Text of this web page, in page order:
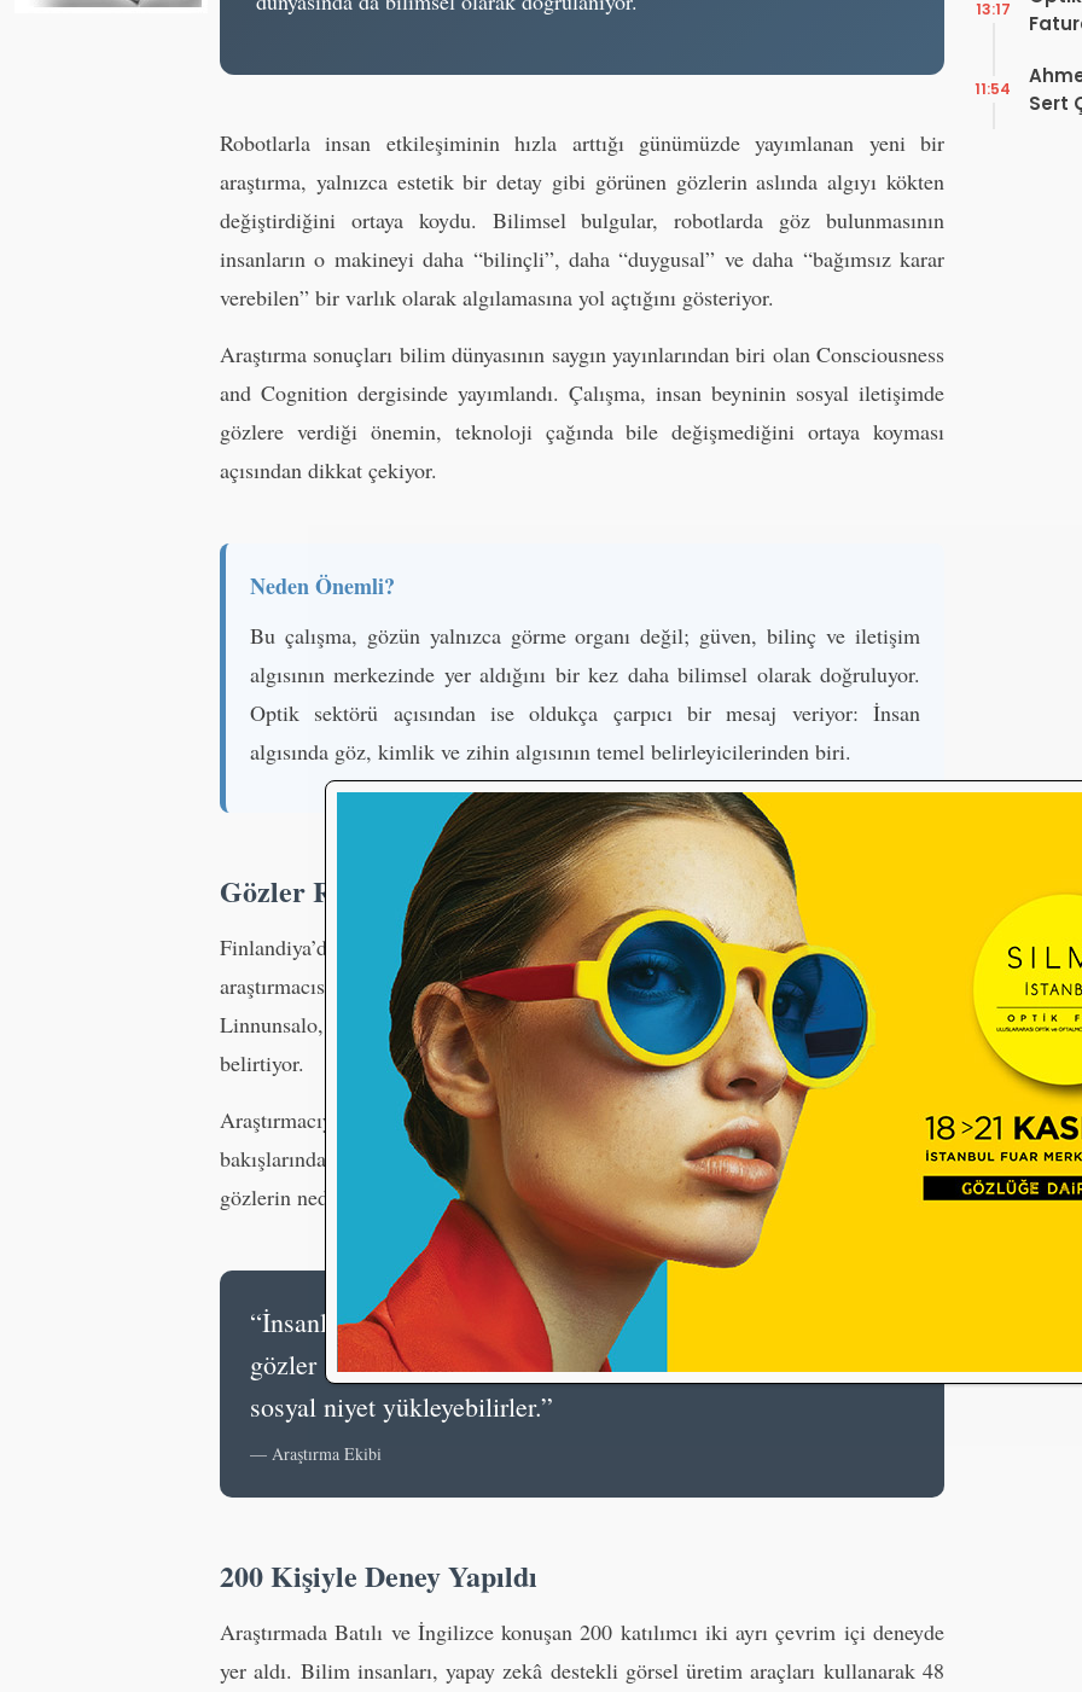
Robotlarla insan etkileşiminin hızla arttığı günümüzde yayımlanan yeni bir
araştırma, yalnızca estetik bir detay gibi görünen gözlerin aslında algıyı kökten
değiştirdiğini ortaya koydu. Bilimsel bulgular, robotlarda göz bulunmasının
insanların o makineyi daha “bilinçli”, daha “duygusal” ve daha “bağımsız karar
verebilen” bir varlık olarak algılamasına yol açtığını gösteriyor.
Araştırma sonuçları bilim dünyasının saygın yayınlarından biri olan Consciousness
and Cognition dergisinde yayımlandı. Çalışma, insan beyninin sosyal iletişimde
gözlere verdiği önemin, teknoloji çağında bile değişmediğini ortaya koyması
açısından dikkat çekiyor.
Neden Önemli?
Bu çalışma, gözün yalnızca görme organı değil; güven, bilinç ve iletişim
algısının merkezinde yer aldığını bir kez daha bilimsel olarak doğruluyor.
Optik sektörü açısından ise oldukça çarpıcı bir mesaj veriyor: İnsan
algısında göz, kimlik ve zihin algısının temel belirleyicilerinden biri.
Gözler Robotu “Canlı” Yapıyor
Finlandiya’daki Tampere Üniversitesi bünyesinde yürütülen çalışmanın baş
araştırmacısı, bilişsel bilimler alanında doktora sonrası araştırmacı Samuli
Linnunsalo, insanların sosyal iletişim sırasında gözlere büyük anlam yüklediğini
belirtiyor.
Araştırmacıya göre insanlar yalnızca diğer insanların gözlerinden değil, robotların
bakışlarından bile sosyal niyet çıkarımı yapabiliyor. Bu durum, robot tasarımında
gözlerin neden kritik olabileceğini açıklıyor.
“İnsanlar sosyal etkileşim sırasında bilgiyi büyük ölçüde
gözler aracılığıyla aktarır. Hatta robotların bakışlarına bile
sosyal niyet yükleyebilirler.”
— Araştırma Ekibi
200 Kişiyle Deney Yapıldı
Araştırmada Batılı ve İngilizce konuşan 200 katılımcı iki ayrı çevrim içi deneyde
yer aldı. Bilim insanları, yapay zekâ destekli görsel üretim araçları kullanarak 48
13:17
Sert
11:54